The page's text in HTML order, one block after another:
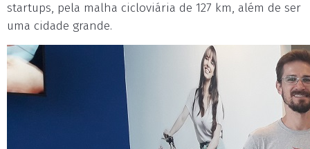
startups, pela malha cicloviária de 127 km, além de ser
uma cidade grande.